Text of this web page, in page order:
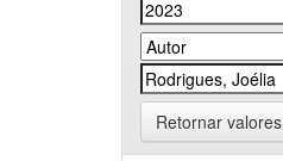
Retornar valores